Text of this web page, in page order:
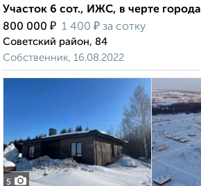
Участок 6 сот., ИЖС, в черте города
800 000 ₽ 1 400 ₽ за сотку
Советский район, 84
Собственник, 16.08.2022
5